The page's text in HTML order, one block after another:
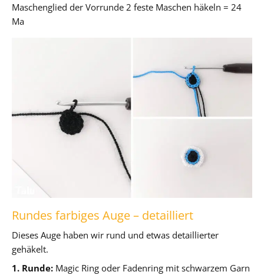
Maschenglied der Vorrunde 2 feste Maschen häkeln = 24
Ma
Rundes farbiges Auge – detailliert
Dieses Auge haben wir rund und etwas detaillierter
gehäkelt.
1. Runde: Magic Ring oder Fadenring mit schwarzem Garn